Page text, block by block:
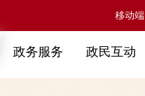
移动端
政务服务 政民互动